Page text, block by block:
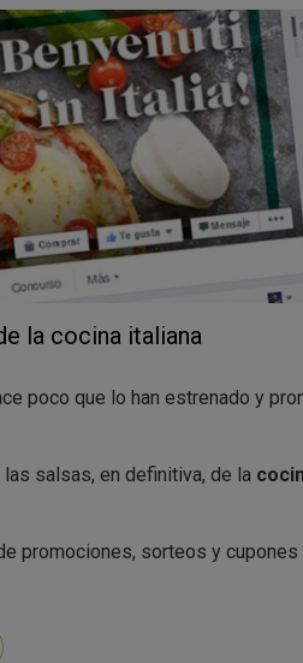
la cocina italiana
poco que lo han estrenado y
salsas, en definitiva, de la
promociones, sorteos y cupones